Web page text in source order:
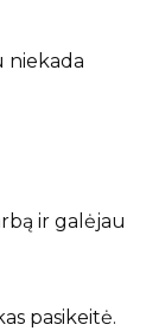
niekada
ir galėjau
pasikeitė.